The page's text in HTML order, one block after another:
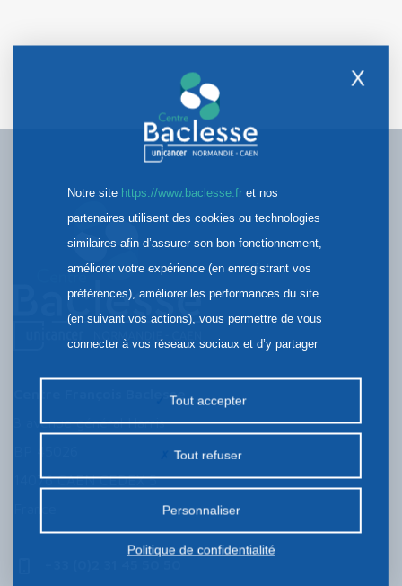
Centre François Baclesse
3 avenue général Harris
14076 CAEN CEDEX 5
X
Notre site https://www.baclesse.fret nos
partenaires utilisent des cookies ou technologies
similaires afin d’assurer son bon fonctionnement,
améliorer votre expérience (en enregistrant vos
préférences), améliorer les performances du site
(en suivant vos actions), vous permettre de vous
connecter à vos réseaux sociaux et d’y partager
la publicité personnalisée sur notre site ou ceux de
nos partenaires. Certains traceurs non classés
préalable.
Tout accepter
Tout refuser
Personnaliser
Politique de confidentialité